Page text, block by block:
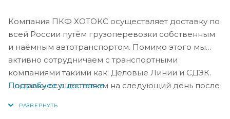
Компания ПКФ ХОТОКС осуществляет доставку по
всей России путём грузоперевозки собственным
и наёмным автотранспортом. Помимо этого мы
активно сотрудничаем с транспортными
компаниями такими как: Деловые Линии и СДЭК.
Доставку осуществляем на следующий день после
Подробнее о доставке